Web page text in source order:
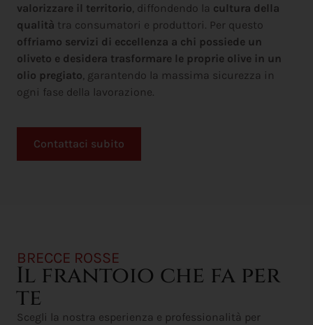
valorizzare il territorio, diffondendo la cultura della
qualità tra consumatori e produttori. Per questo
offriamo servizi di eccellenza a chi possiede un
oliveto e desidera trasformare le proprie olive in un
olio pregiato, garantendo la massima sicurezza in
ogni fase della lavorazione.
Contattaci subito
BRECCE ROSSE
Il frantoio che fa per
te
Scegli la nostra esperienza e professionalità per